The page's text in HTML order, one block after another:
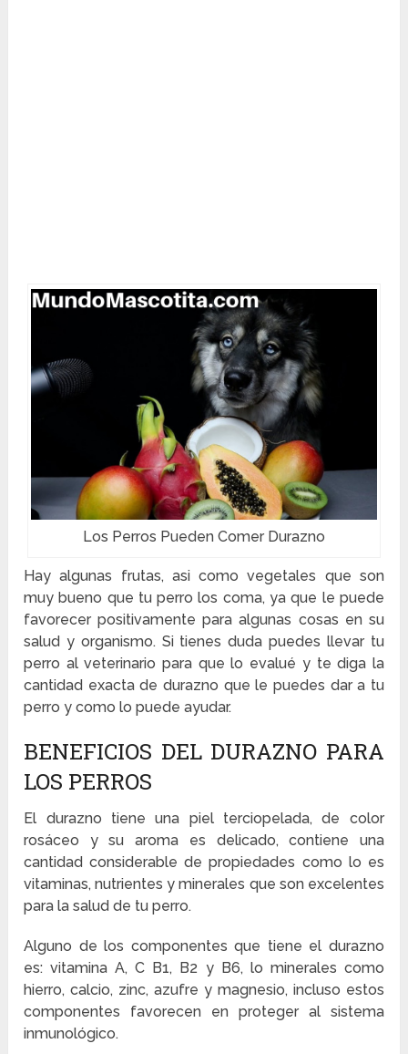
Los Perros Pueden Comer Durazno
Hay algunas frutas, asi como vegetales que son
muy bueno que tu perro los coma, ya que le puede
favorecer positivamente para algunas cosas en su
salud y organismo. Si tienes duda puedes llevar tu
perro al veterinario para que lo evalué y te diga la
cantidad exacta de durazno que le puedes dar a tu
perro y como lo puede ayudar.
BENEFICIOS DEL DURAZNO PARA
LOS PERROS
El durazno tiene una piel terciopelada, de color
rosáceo y su aroma es delicado, contiene una
cantidad considerable de propiedades como lo es
vitaminas, nutrientes y minerales que son excelentes
para la salud de tu perro.
Alguno de los componentes que tiene el durazno
es: vitamina A, C B1, B2 y B6, lo minerales como
hierro, calcio, zinc, azufre y magnesio, incluso estos
componentes favorecen en proteger al sistema
inmunológico.